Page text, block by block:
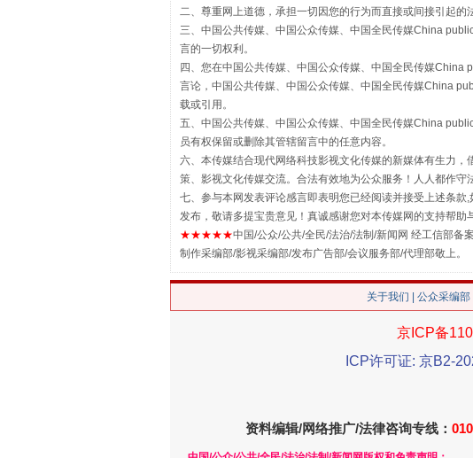
解纷+调解+退费，一次搞定
二、尊重网上道德，承担一切因您的行为而直接或间接引起的
三、中国公共传媒、中国公众传媒、中国全民传媒China
言的一切权利。
四、您在中国公共传媒、中国公众传媒、中国全民传媒
言论，中国公共传媒、中国公众传媒、中国全民传媒China
载或引用。
五、中国公共传媒、中国公众传媒、中国全民传媒China
员有权保留或删除其管辖留言中的任意内容。
六、本传媒结合现代网络科技影视文化传媒的新媒体有生力
策、影视文化传媒交流。合法有效地为公众服务！人人都作守
七、参与本网发表评论感言即表明您已经阅读并接受上述条
发布，敬请多提宝贵意见！真诚感谢您对本传媒网的支持帮
★★★★★中国/公众/公共/全民/法治/法制/新闻网 经工信部
制作采编部/影视采编部/发布广告部/会议服务部/代理部敬上。
关于我们 公众采编部
京ICP备
ICP许可证: 京B2-
资料编辑/网络推广/法律咨询专线：